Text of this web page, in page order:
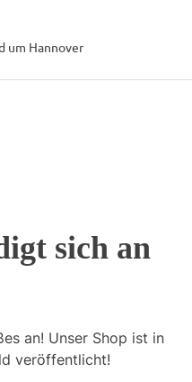
Tauchschule
um Hannover
sich an
an! Unser Shop ist in
veröffentlicht!